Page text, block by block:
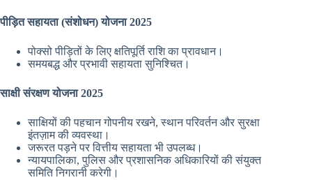
पीड़ित सहायता (संशोधन) योजना 2025
पोक्सो पीड़ितों के लिए क्षतिपूर्ति राशि का प्रावधान।
समयबद्ध और प्रभावी सहायता सुनिश्चित।
साक्षी संरक्षण योजना 2025
साक्षियों की पहचान गोपनीय रखने, स्थान परिवर्तन और सुरक्षा
इंतज़ाम की व्यवस्था।
जरूरत पड़ने पर वित्तीय सहायता भी उपलब्ध।
न्यायपालिका, पुलिस और प्रशासनिक अधिकारियों की संयुक्त
समिति निगरानी करेगी।